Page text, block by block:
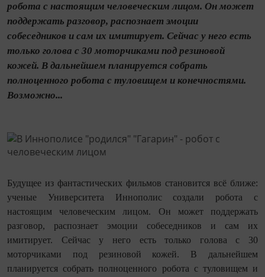
робота с настоящим человеческим лицом. Он может
поддержать разговор, распознает эмоции
собеседников и сам их имитирует. Сейчас у него есть
только голова с 30 моторчиками под резиновой
кожей. В дальнейшем планируется собрать
полноценного робота с туловищем и конечностями.
Возможно...
Будущее из фантастических фильмов становится всё ближе:
ученые Университета Иннополис создали робота с
настоящим человеческим лицом. Он может поддержать
разговор, распознает эмоции собеседников и сам их
имитирует. Сейчас у него есть только голова с 30
моторчиками под резиновой кожей. В дальнейшем
планируется собрать полноценного робота с туловищем и